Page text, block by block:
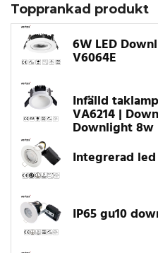
Topprankad produkt
6W LED
V6064E
Infälld
VA6214 |
Downlight 8w
Integrerad
IP65 gu10